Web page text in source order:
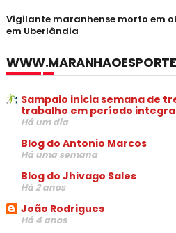
Vigilante maranhense morto em
em Uberlândia
Sampaio inicia semana de
trabalho em período
Há um dia
Blog do Antonio Marcos
Há uma semana
Blog do Jhivago Sales
Há 2 anos
João Rodrigues
Há 4 anos